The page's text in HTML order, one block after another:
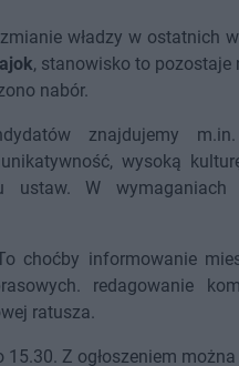
władzy w ostatnich
, stanowisko to pozostaje
nabór.
znajdujemy m.in.
wysoką
ustaw. W wymaganiach
choćby informowanie
redagowanie
ratusza.
Z ogłoszeniem